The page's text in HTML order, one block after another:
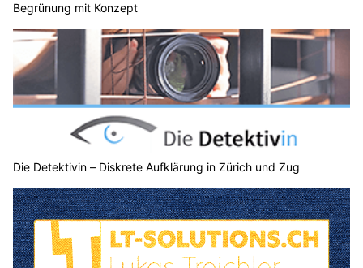
Begrünung mit Konzept
Die Detektivin – Diskrete Aufklärung in Zürich und Zug